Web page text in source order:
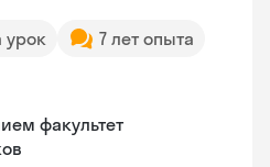
урок
7 лет опыта
факультет